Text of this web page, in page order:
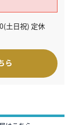
土日祝) 定休
ら